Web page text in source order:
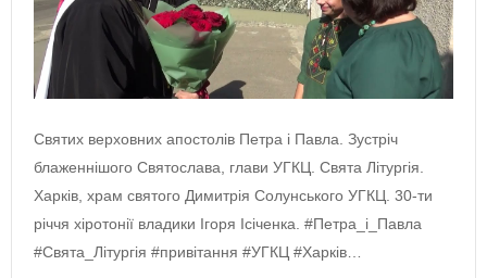
Святих верховних апостолів Петра і Павла. Зустріч
блаженнішого Святослава, глави УГКЦ. Свята Літургія.
Харків, храм святого Димитрія Солунського УГКЦ. 30-ти
річчя хіротонії владики Ігоря Ісіченка. #Петра_і_Павла
#Свята_Літургія #привітання #УГКЦ #Харків…